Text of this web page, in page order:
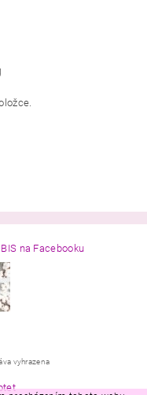
na Facebooku
vyhrazena